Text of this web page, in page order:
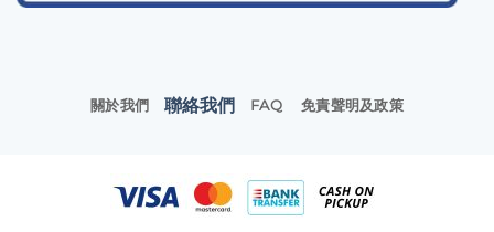
關於我們 聯絡我們 FAQ 免責聲明及政策